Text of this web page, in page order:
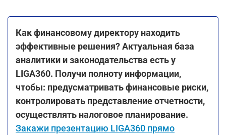
Как финансовому директору находить
эффективные решения? Актуальная база
аналитики и законодательства есть у
LIGA360. Получи полноту информации,
чтобы: предусматривать финансовые риски,
контролировать представление отчетности,
осуществлять налоговое планирование.
Закажи презентацию LIGA360 прямо